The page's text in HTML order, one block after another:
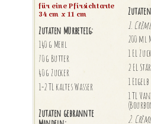
für eine Pfirsichtarte
34 cm x 11 cm
Zutaten Mürbeteig:
140 g Mehl
70 g Butter
40 g Zucker
1-2 TL kaltes Wasser
Zutaten gebrannte
1.
200 ml
1 EL
2 EL
1 Eigelb
1 TL
2.